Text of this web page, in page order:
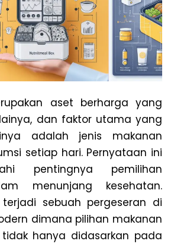
aset berharga yang
dan faktor utama yang
adalah jenis makanan
setiap hari. Pernyataan ini
pentingnya pemilihan
menunjang kesehatan.
sebuah pergeseran di
dimana pilihan makanan
hanya didasarkan pada